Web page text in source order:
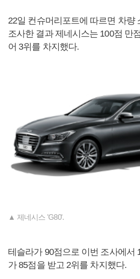
22일 컨슈머리포트에 따르면 차량
조사한 결과 제네시스는 100점 만
어 3위를 차지했다.
▲ 제네시스 'G80'.
테슬라가 90점으로 이번 조사에서
가 85점을 받고 2위를 차지했다.